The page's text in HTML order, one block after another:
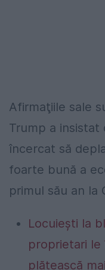
Afirmaţiile sale
Trump a insistat
încercat să
foarte bună a
primul său an la
Locuiești la
proprietari le
plătească